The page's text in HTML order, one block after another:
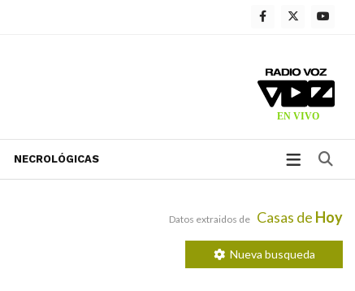
NECROLÓGICAS
Datos extraidos de Casas de Hoy
Nueva busqueda